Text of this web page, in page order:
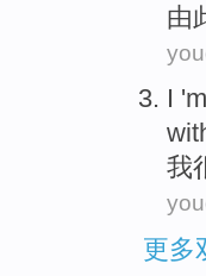
由
I
我
更多